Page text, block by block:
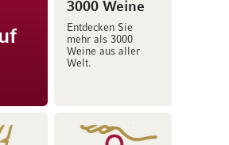
3000 Weine
Entdecken Sie
mehr als 3000
Weine aus aller
Welt.